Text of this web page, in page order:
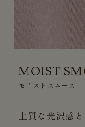
MOIST
モイストスムース
上質な光沢感